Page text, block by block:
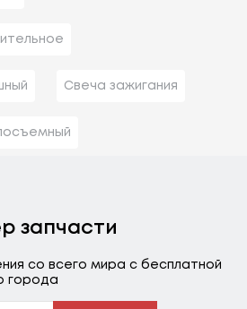
Свеча зажигания
запчасти
со всего мира с бесплатной
города